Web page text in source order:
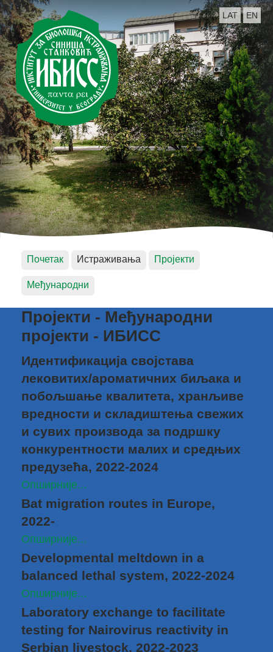
LAT EN
Почетак Истраживања Пројекти
Међународни
Пројекти - Међународни
пројекти - ИБИСС
Идентификација својстава
лековитих/ароматичних биљака и
побољшање квалитета, хранљиве
вредности и складиштења свежих
и сувих производа за подршку
конкурентности малих и средњих
предузећа, 2022-2024
Опширније...
Bat migration routes in Europe,
2022-
Опширније...
Developmental meltdown in a
balanced lethal system, 2022-2024
Опширније...
Laboratory exchange to facilitate
testing for Nairovirus reactivity in
Serbian livestock, 2022-2023